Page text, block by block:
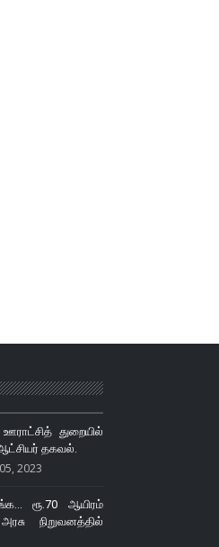
துறையில்
தகவல்.
2023
ரூ.70 ஆயிரம்
நிறுவனத்தில்